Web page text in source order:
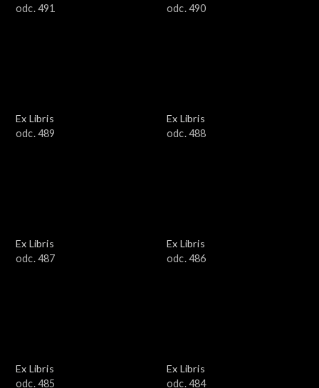
odc. 491
odc. 490
Ex Libris
odc. 489
Ex Libris
odc. 488
Ex Libris
odc. 487
Ex Libris
odc. 486
Ex Libris
odc. 485
Ex Libris
odc. 484